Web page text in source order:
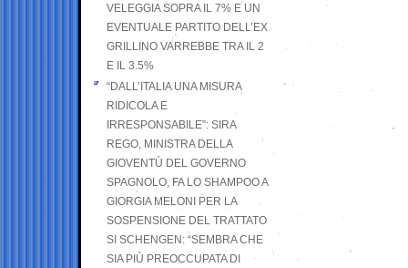
VELEGGIA SOPRA IL 7% E UN
EVENTUALE PARTITO DELL’EX
GRILLINO VARREBBE TRA IL 2
E IL 3.5%
“DALL’ITALIA UNA MISURA
RIDICOLA E
IRRESPONSABILE”: SIRA
REGO, MINISTRA DELLA
GIOVENTÙ DEL GOVERNO
SPAGNOLO, FA LO SHAMPOO A
GIORGIA MELONI PER LA
SOSPENSIONE DEL TRATTATO
SI SCHENGEN: “SEMBRA CHE
SIA PIÙ PREOCCUPATA DI